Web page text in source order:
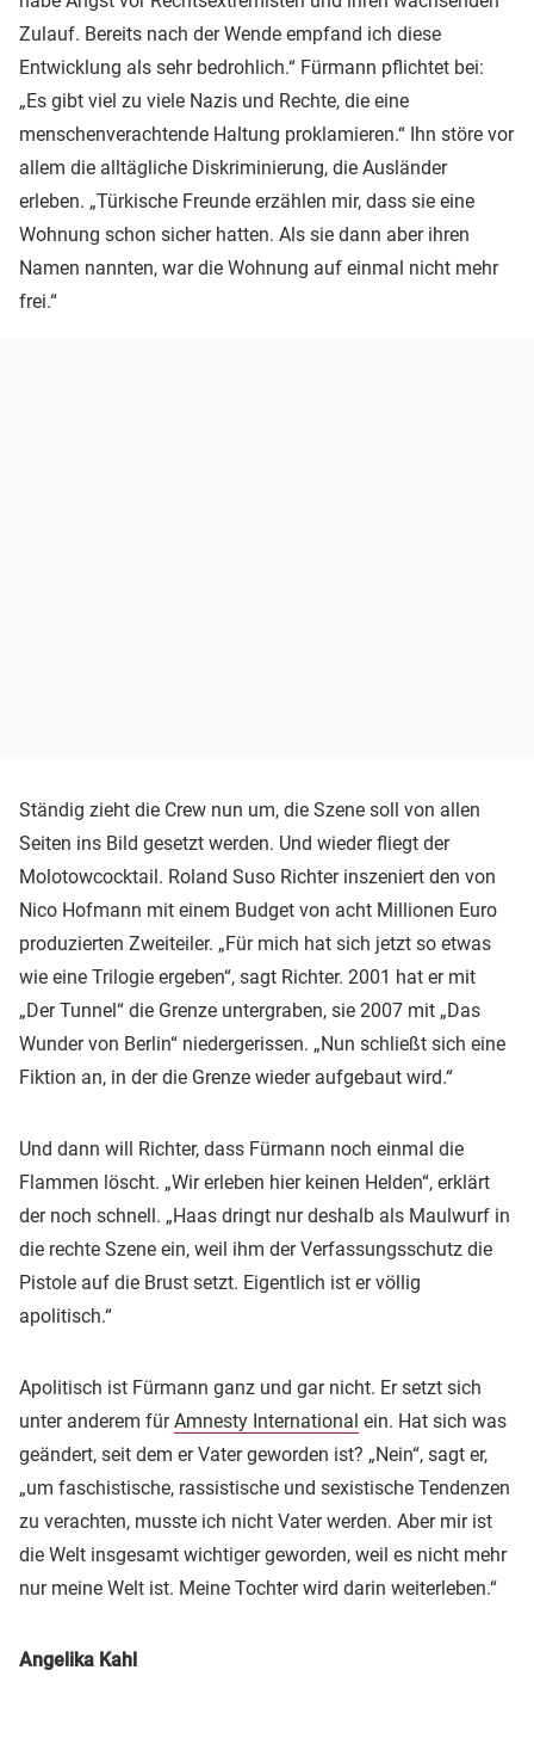
Zulauf. Bereits nach der Wende empfand ich diese
Entwicklung als sehr bedrohlich.“ Fürmann pflichtet bei:
„Es gibt viel zu viele Nazis und Rechte, die eine
menschenverachtende Haltung proklamieren.“ Ihn störe vor
allem die alltägliche Diskriminierung, die Ausländer
erleben. „Türkische Freunde erzählen mir, dass sie eine
Wohnung schon sicher hatten. Als sie dann aber ihren
Namen nannten, war die Wohnung auf einmal nicht mehr
frei.“
Ständig zieht die Crew nun um, die Szene soll von allen
Seiten ins Bild gesetzt werden. Und wieder fliegt der
Molotowcocktail. Roland Suso Richter inszeniert den von
Nico Hofmann mit einem Budget von acht Millionen Euro
produzierten Zweiteiler. „Für mich hat sich jetzt so etwas
wie eine Trilogie ergeben“, sagt Richter. 2001 hat er mit
„Der Tunnel“ die Grenze untergraben, sie 2007 mit „Das
Wunder von Berlin“ niedergerissen. „Nun schließt sich eine
Fiktion an, in der die Grenze wieder aufgebaut wird.“
Und dann will Richter, dass Fürmann noch einmal die
Flammen löscht. „Wir erleben hier keinen Helden“, erklärt
der noch schnell. „Haas dringt nur deshalb als Maulwurf in
die rechte Szene ein, weil ihm der Verfassungsschutz die
Pistole auf die Brust setzt. Eigentlich ist er völlig
apolitisch.“
Apolitisch ist Fürmann ganz und gar nicht. Er setzt sich
unter anderem fürAmnesty International ein. Hat sich was
geändert, seit dem er Vater geworden ist? „Nein“, sagt er,
„um faschistische, rassistische und sexistische Tendenzen
zu verachten, musste ich nicht Vater werden. Aber mir ist
die Welt insgesamt wichtiger geworden, weil es nicht mehr
nur meine Welt ist. Meine Tochter wird darin weiterleben.“
Angelika Kahl